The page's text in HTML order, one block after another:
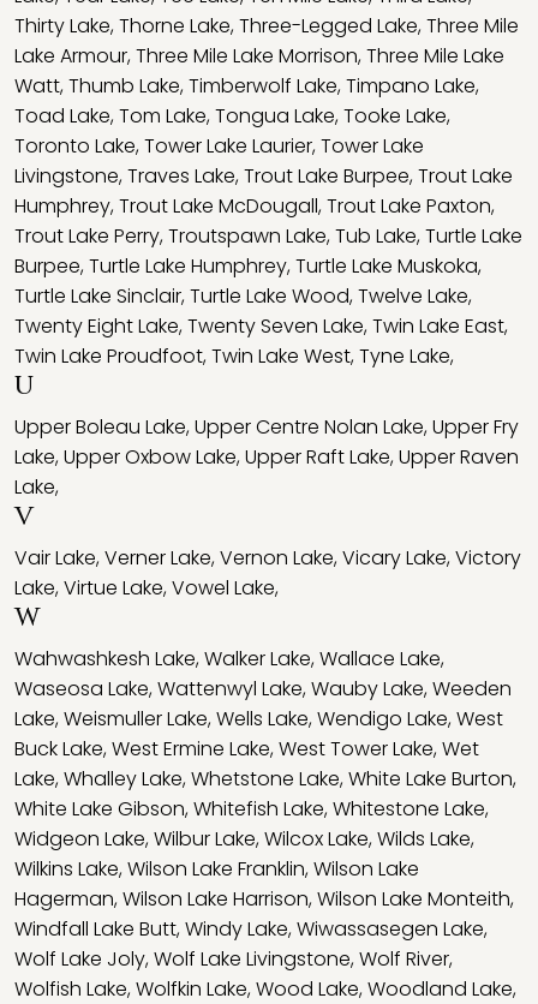
Thirty Lake,Thorne Lake,Three-Legged Lake,Three Mile
Lake Armour,Three Mile Lake Morrison,Three Mile Lake
Watt,Thumb Lake,Timberwolf Lake,Timpano Lake,
Toad Lake,Tom Lake,Tongua Lake,Tooke Lake,
Toronto Lake,Tower Lake Laurier,Tower Lake
Livingstone,Traves Lake,Trout Lake Burpee,Trout Lake
Humphrey,Trout Lake McDougall,Trout Lake Paxton,
Trout Lake Perry,Troutspawn Lake,Tub Lake,Turtle Lake
Burpee,Turtle Lake Humphrey,Turtle Lake Muskoka,
Turtle Lake Sinclair,Turtle Lake Wood,Twelve Lake,
Twenty Eight Lake,Twenty Seven Lake,Twin Lake East,
Twin Lake Proudfoot,Twin Lake West,Tyne Lake,
U
Upper Boleau Lake,Upper Centre Nolan Lake,Upper Fry
Lake,Upper Oxbow Lake,Upper Raft Lake,Upper Raven
Lake,
V
Vair Lake,Verner Lake,Vernon Lake,Vicary Lake,Victory
Lake,Virtue Lake,Vowel Lake,
W
Wahwashkesh Lake,Walker Lake,Wallace Lake,
Waseosa Lake,Wattenwyl Lake,Wauby Lake,Weeden
Lake,Weismuller Lake,Wells Lake,Wendigo Lake,West
Buck Lake,West Ermine Lake,West Tower Lake,Wet
Lake,Whalley Lake,Whetstone Lake,White Lake Burton,
White Lake Gibson,Whitefish Lake,Whitestone Lake,
Widgeon Lake,Wilbur Lake,Wilcox Lake,Wilds Lake,
Wilkins Lake,Wilson Lake Franklin,Wilson Lake
Hagerman,Wilson Lake Harrison,Wilson Lake Monteith,
Windfall Lake Butt,Windy Lake,Wiwassasegen Lake,
Wolf Lake Joly,Wolf Lake Livingstone,Wolf River,
Wolfish Lake,Wolfkin Lake,Wood Lake,Woodland Lake,